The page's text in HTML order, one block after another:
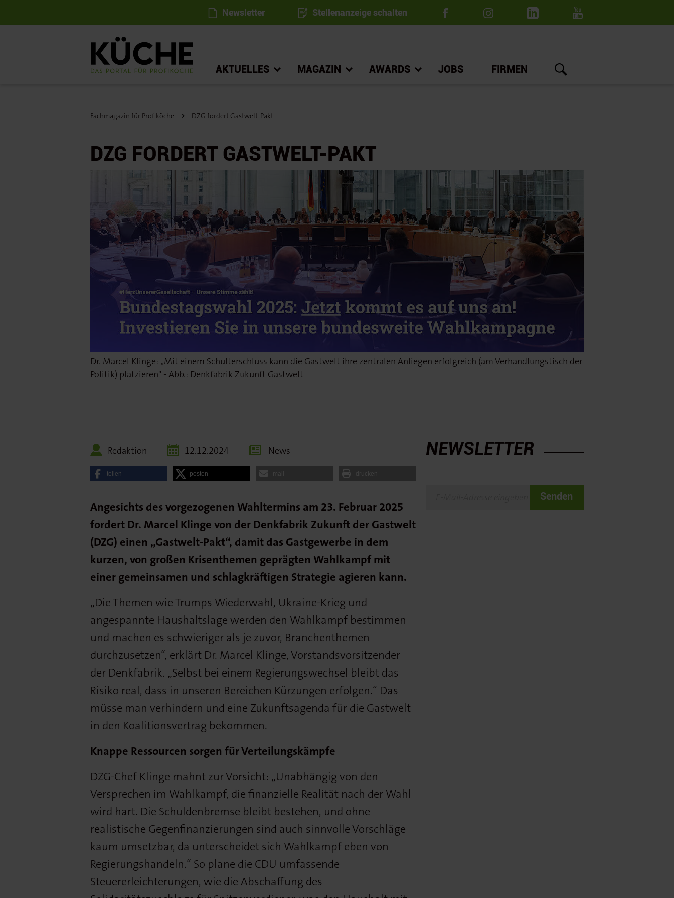
Newsletter Stellenanzeige schalten
AKTUELLES MAGAZIN AWARDS JOBS FIRMEN
Fachmagazin für Profiköche DZG fordert Gastwelt-Pakt
DZG FORDERT GASTWELT-PAKT
Dr. Marcel Klinge: „Mit einem Schulterschluss kann die Gastwelt ihre zentralen Anliegen erfolgreich (am Verhandlungstisch der
Politik) platzieren" - Abb.: Denkfabrik Zukunft Gastwelt
Redaktion 12.12.2024 News
teilen posten mail drucken
Angesichts des vorgezogenen Wahltermins am 23. Februar 2025
fordert Dr. Marcel Klinge von der Denkfabrik Zukunft der Gastwelt
(DZG) einen „Gastwelt-Pakt“, damit das Gastgewerbe in dem
kurzen, von großen Krisenthemen geprägten Wahlkampf mit
einer gemeinsamen und schlagkräftigen Strategie agieren kann.
„Die Themen wie Trumps Wiederwahl, Ukraine-Krieg und
angespannte Haushaltslage werden den Wahlkampf bestimmen
und machen es schwieriger als je zuvor, Branchenthemen
durchzusetzen“, erklärt Dr. Marcel Klinge, Vorstandsvorsitzender
der Denkfabrik. „Selbst bei einem Regierungswechsel bleibt das
Risiko real, dass in unseren Bereichen Kürzungen erfolgen.“ Das
müsse man verhindern und eine Zukunftsagenda für die Gastwelt
in den Koalitionsvertrag bekommen.
Knappe Ressourcen sorgen für Verteilungskämpfe
DZG-Chef Klinge mahnt zur Vorsicht: „Unabhängig von den
Versprechen im Wahlkampf, die finanzielle Realität nach der Wahl
wird hart. Die Schuldenbremse bleibt bestehen, und ohne
realistische Gegenfinanzierungen sind auch sinnvolle Vorschläge
kaum umsetzbar, da unterscheidet sich Wahlkampf eben von
Regierungshandeln.“ So plane die CDU umfassende
Steuererleichterungen, wie die Abschaffung des
NEWSLETTER
Senden